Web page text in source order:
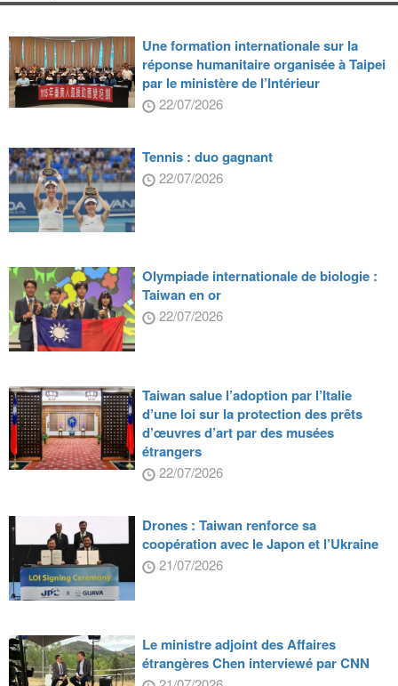
Une formation internationale sur la
réponse humanitaire organisée à Taipei
par le ministère de l’Intérieur
22/07/2026
Tennis : duo gagnant
22/07/2026
Olympiade internationale de biologie :
Taiwan en or
22/07/2026
Taiwan salue l’adoption par l’Italie
d’une loi sur la protection des prêts
d’œuvres d’art par des musées
étrangers
22/07/2026
Drones : Taiwan renforce sa
coopération avec le Japon et l’Ukraine
21/07/2026
Le ministre adjoint des Affaires
étrangères Chen interviewé par CNN